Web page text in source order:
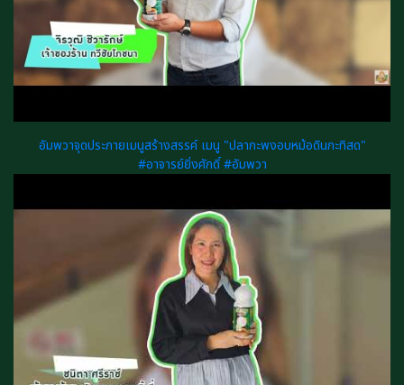
อัมพวาจุดประกายเมนูสร้างสรรค์ เมนู "ปลากะพงอบหม้อดินกะทิสด"
#อาจารย์ยิ่งศักดิ์ #อัมพวา